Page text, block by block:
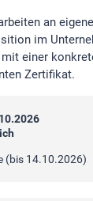
an
im
einer
Zertifikat.
(bis 14.10.2026)